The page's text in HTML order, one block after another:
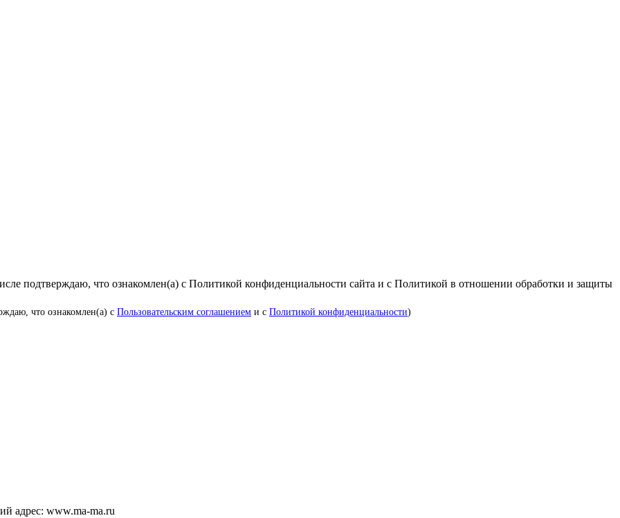
подтверждаю, что ознакомлен(а) с Политикой конфиденциальности сайта и с Политикой в отношении обработки и защиты
что ознакомлен(а) с Пользовательским соглашением и с Политикой конфиденциальности)
адрес: www.ma-ma.ru